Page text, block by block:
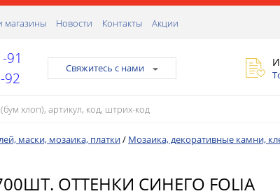
магазины Новости Контакты Акции
91
92
Свяжитесь с нами
маски, мозаика, платки/ Мозаика, декоративные камни,
ОТТЕНКИ СИНЕГО FOLIA